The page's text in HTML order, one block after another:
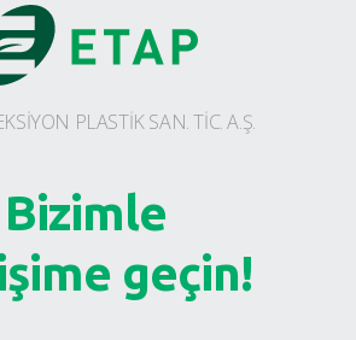
PLASTİK SAN. TİC. A.Ş.
Bizimle
geçin!